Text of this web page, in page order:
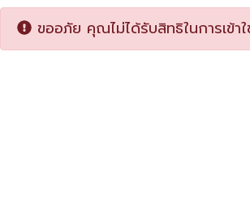
ขออภัย คุณไม่ได้รับสิทธิในการเข้า